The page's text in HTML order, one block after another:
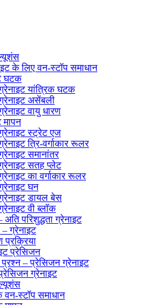
के लिए वन-स्टॉप समाधान
घटक
यांत्रिक घटक
असेंबली
वायु धारण
मापन
स्ट्रेट एज
त्रि-वर्गाकार रूलर
समानांतर
सतह प्लेट
का वर्गाकार रूलर
घन
डायल बेस
वी ब्लॉक
अति परिशुद्धता ग्रेनाइट
– ग्रेनाइट
प्रक्रिया
प्रेसिजन
प्रश्न – प्रेसिजन ग्रेनाइट
ग्रेनाइट
वन-स्टॉप समाधान